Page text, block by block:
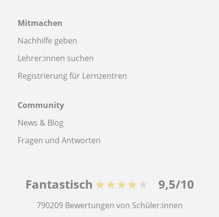
Mitmachen
Nachhilfe geben
Lehrer:innen suchen
Registrierung für Lernzentren
Community
News & Blog
Fragen und Antworten
Fantastisch ★★★★★ 9,5/10
790209 Bewertungen von Schüler:innen